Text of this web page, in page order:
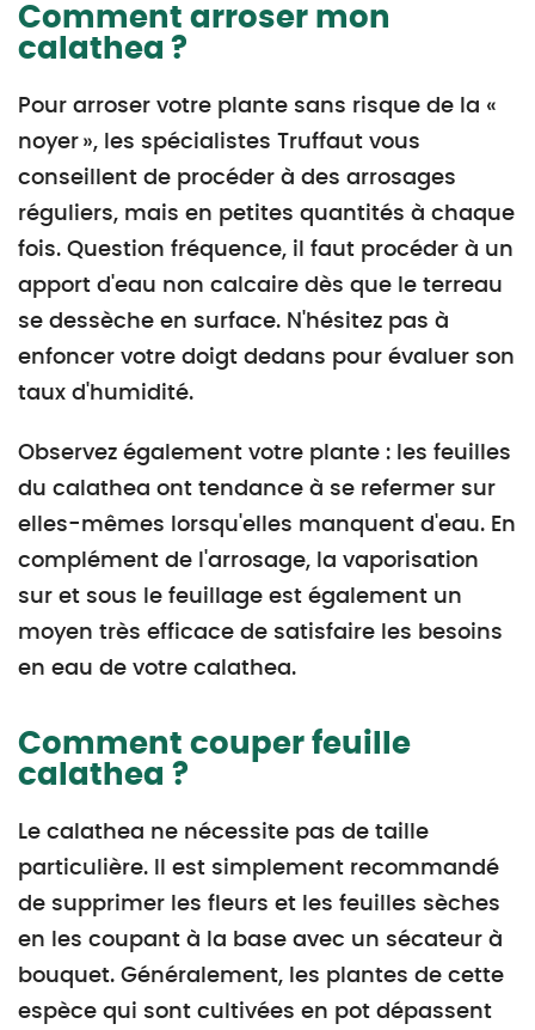
Comment arroser mon
calathea ?
Pour arroser votre plante sans risque de la «
noyer », les spécialistes Truffaut vous
conseillent de procéder à des arrosages
réguliers, mais en petites quantités à chaque
fois. Question fréquence, il faut procéder à un
apport d'eau non calcaire dès que le terreau
se dessèche en surface. N'hésitez pas à
enfoncer votre doigt dedans pour évaluer son
taux d'humidité.
Observez également votre plante : les feuilles
du calathea ont tendance à se refermer sur
elles-mêmes lorsqu'elles manquent d'eau. En
complément de l'arrosage, la vaporisation
sur et sous le feuillage est également un
moyen très efficace de satisfaire les besoins
en eau de votre calathea.
Comment couper feuille
calathea ?
Le calathea ne nécessite pas de taille
particulière. Il est simplement recommandé
de supprimer les fleurs et les feuilles sèches
en les coupant à la base avec un sécateur à
bouquet. Généralement, les plantes de cette
espèce qui sont cultivées en pot dépassent